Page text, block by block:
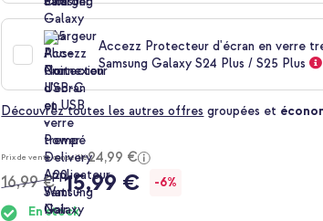
Accezz Protecteur d'écran en verre
Samsung Galaxy S24 Plus / S25 Plus
Découvrez toutes les autres offres groupées et
Prix de vente conseillé24,99 €
16,99 € 15,99 €
-6%
En stock